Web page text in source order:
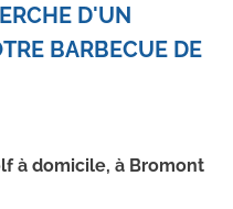
D'UN
BARBECUE DE
à domicile, à Bromont